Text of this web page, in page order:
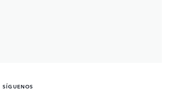
SÍGUENOS